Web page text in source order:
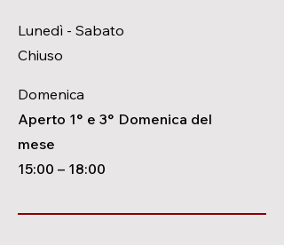
Lunedì - Sabato
Chiuso
Domenica
Aperto 1° e 3° Domenica del
mese
15:00 – 18:00